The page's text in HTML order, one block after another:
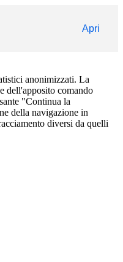
Apri
anonimizzati. La
dell'apposito comando
"Continua la
della navigazione in
diversi da quelli